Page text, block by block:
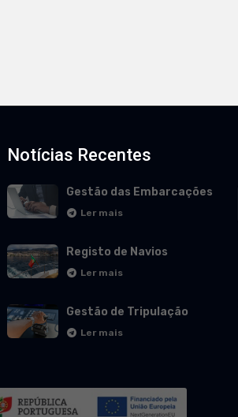
Notícias Recentes
Gestão das Embarcações
Ler mais
Registo de Navios
Ler mais
Gestão de Tripulação
Ler mais